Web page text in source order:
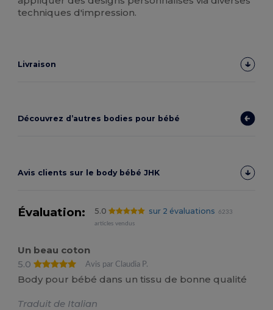
techniques d'impression.
Livraison
Découvrez d’autres bodies pour bébé
Avis clients sur le body bébé JHK
Évaluation: 5.0 sur 2 évaluations
6233
articles vendus
Un beau coton
5.0
Avis par Claudia P.
Body pour bébé dans un tissu de bonne qualité
Traduit de Italian